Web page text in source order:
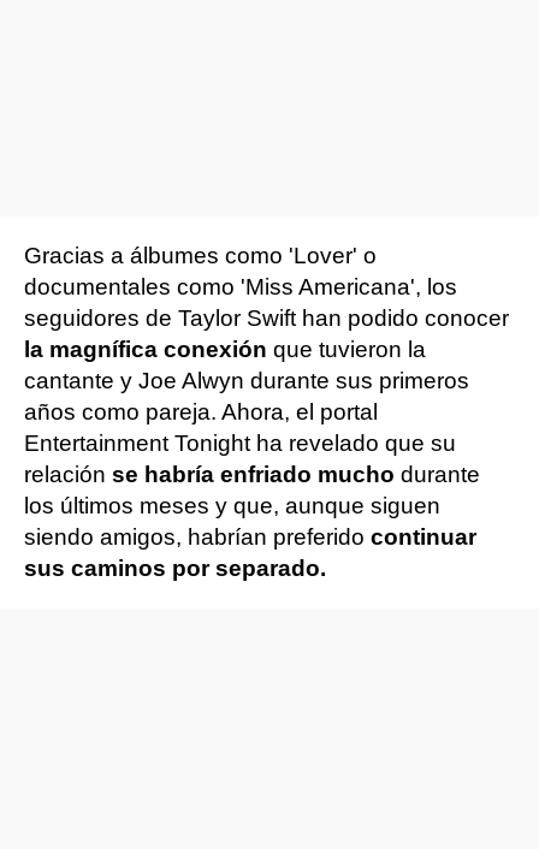
Gracias a álbumes como 'Lover' o
documentales como 'Miss Americana', los
seguidores de Taylor Swift han podido conocer
la magnífica conexión que tuvieron la
cantante y Joe Alwyn durante sus primeros
años como pareja. Ahora, el portal
Entertainment Tonight ha revelado que su
relación se habría enfriado mucho durante
los últimos meses y que, aunque siguen
siendo amigos, habrían preferido continuar
sus caminos por separado.